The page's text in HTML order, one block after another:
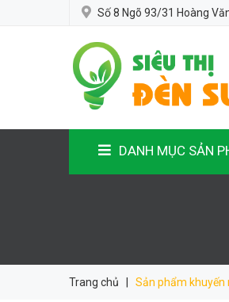
Số 8 Ngõ 93/31 Hoàng
DANH MỤC SẢN
Trang chủ Sản phẩm khuyến